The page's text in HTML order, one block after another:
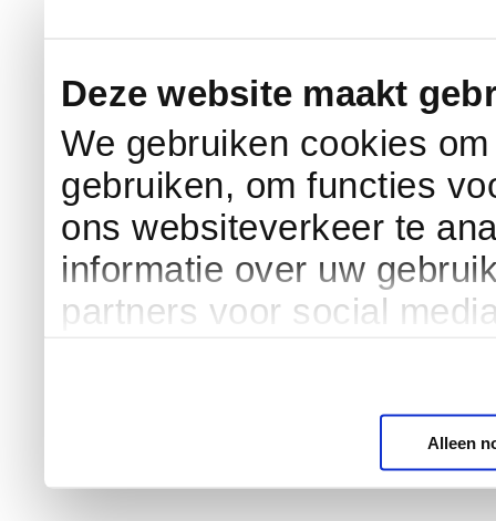
Deze website maakt
We gebruiken cookies
gebruiken, om functies
ons websiteverkeer te
informatie over uw
partners voor social
Alleen